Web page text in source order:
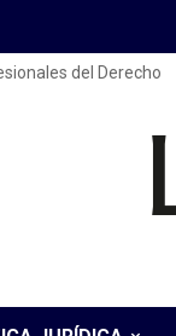
del Derecho